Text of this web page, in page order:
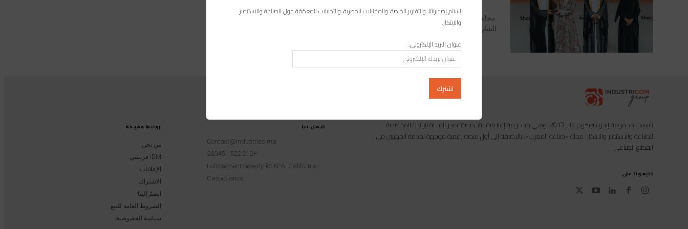
مجلة صناعة المغرب/ رشيد محموي توجت اليوتوبرز المغربية ،إحسان بنعلوش، بجائزة
الشارقة للاتصال الحكومي في فئة "أفضل شخصية مؤثرة عبر التواصل الاجتماعي على
روابط مفيدة
من نحن
IDM فرنسي
الإعلانات
الاشتراك
انضمّ إلينا
الشروط العامة للبيع
سياسة الخصوصية
اتصل بنا
Contact@industries.ma
+212 522 260451
Lotissement Beverly-lot N°6- Californie -
Casablanca
تأسست مجموعة إندوستريكوم عام 2013، وهي مجموعة إعلامية متخصصة تصدر المجلة الرائدة المخصصة
للصناعة والاستثمار والابتكار: مجلة «صناعة المغرب»، بالإضافة إلى أول منصة رقمية موجهة لخدمة المهنيين في
القطاع الصناعي.
تابعونا على
استلم إصداراتنا، والتقارير الخاصة، والمقابلات الحصرية، والتحليلات المعمّقة حول الصناعة والاستثمار
والابتكار.
عنوان البريد الإلكتروني: